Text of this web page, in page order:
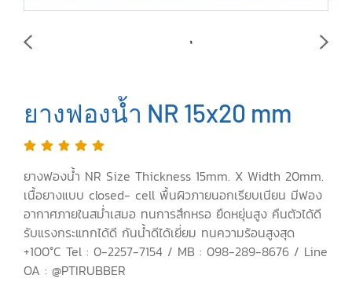
ยางฟองน้ำ NR 15x20 mm
ยางฟองน้ำ NR Size Thickness 15mm. X Width 20mm.
เนื้อยางแบบ closed- cell พื้นผิวภายนอกเรียบเนียน มีฟอง
อากาศภายในสม่ำเสมอ ทนการสึกหรอ ยืดหยุ่นสูง คืนตัวได้ดี
รับแรงกระแทกได้ดี กันน้ำดีได้เยี่ยม ทนความร้อนสูงสุด
+100°C Tel : 0-2257-7154 / MB : 098-289-8676 / Line
OA : @PTIRUBBER